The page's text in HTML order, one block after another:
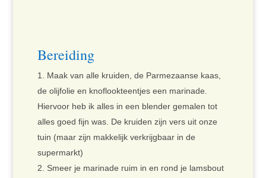
Bereiding
Maak van alle kruiden, de Parmezaanse kaas,
de olijfolie en knoflookteentjes een marinade.
Hiervoor heb ik alles in een blender gemalen tot
alles goed fijn was. De kruiden zijn vers uit onze
tuin (maar zijn makkelijk verkrijgbaar in de
supermarkt)
Smeer je marinade ruim in en rond je lamsbout